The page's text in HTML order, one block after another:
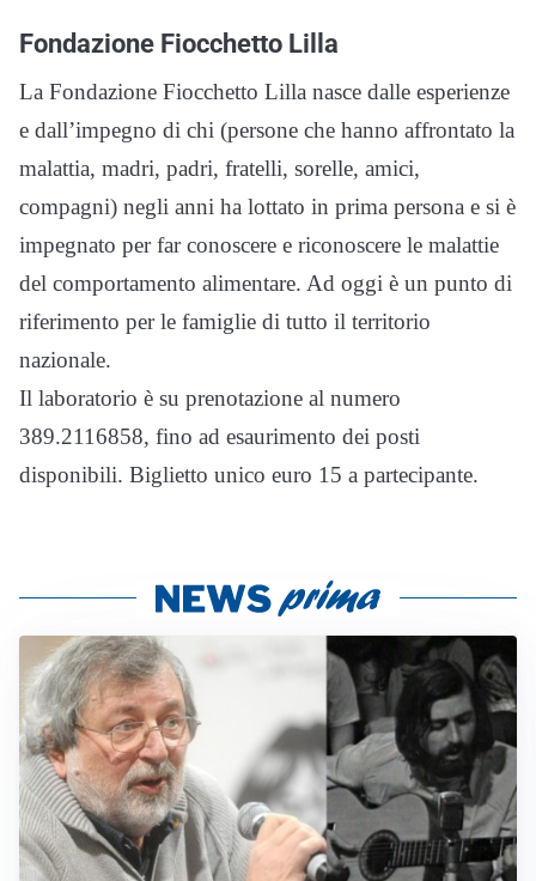
Fondazione Fiocchetto Lilla
La Fondazione Fiocchetto Lilla nasce dalle esperienze
e dall’impegno di chi (persone che hanno affrontato la
malattia, madri, padri, fratelli, sorelle, amici,
compagni) negli anni ha lottato in prima persona e si è
impegnato per far conoscere e riconoscere le malattie
del comportamento alimentare. Ad oggi è un punto di
riferimento per le famiglie di tutto il territorio
nazionale.
Il laboratorio è su prenotazione al numero
389.2116858, fino ad esaurimento dei posti
disponibili. Biglietto unico euro 15 a partecipante.